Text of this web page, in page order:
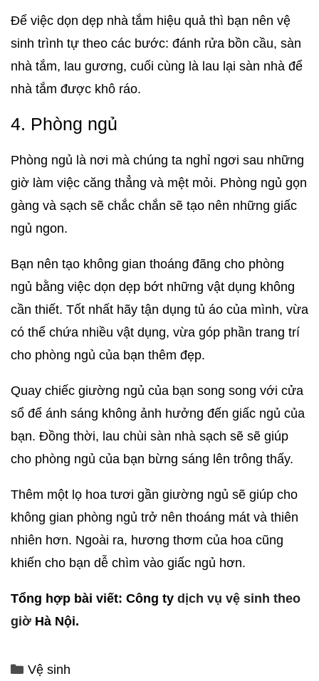
Để việc dọn dẹp nhà tắm hiệu quả thì bạn nên vệ
sinh trình tự theo các bước: đánh rửa bồn cầu, sàn
nhà tắm, lau gương, cuối cùng là lau lại sàn nhà để
nhà tắm được khô ráo.
4. Phòng ngủ
Phòng ngủ là nơi mà chúng ta nghỉ ngơi sau những
giờ làm việc căng thẳng và mệt mỏi. Phòng ngủ gọn
gàng và sạch sẽ chắc chắn sẽ tạo nên những giấc
ngủ ngon.
Bạn nên tạo không gian thoáng đãng cho phòng
ngủ bằng việc dọn dẹp bớt những vật dụng không
cần thiết. Tốt nhất hãy tận dụng tủ áo của mình, vừa
có thể chứa nhiều vật dụng, vừa góp phần trang trí
cho phòng ngủ của bạn thêm đẹp.
Quay chiếc giường ngủ của bạn song song với cửa
sổ để ánh sáng không ảnh hưởng đến giấc ngủ của
bạn. Đồng thời, lau chùi sàn nhà sạch sẽ sẽ giúp
cho phòng ngủ của bạn bừng sáng lên trông thấy.
Thêm một lọ hoa tươi gần giường ngủ sẽ giúp cho
không gian phòng ngủ trở nên thoáng mát và thiên
nhiên hơn. Ngoài ra, hương thơm của hoa cũng
khiến cho bạn dễ chìm vào giấc ngủ hơn.
Tổng hợp bài viết: Công ty dịch vụ vệ sinh theo
giờ Hà Nội.
Vệ sinh